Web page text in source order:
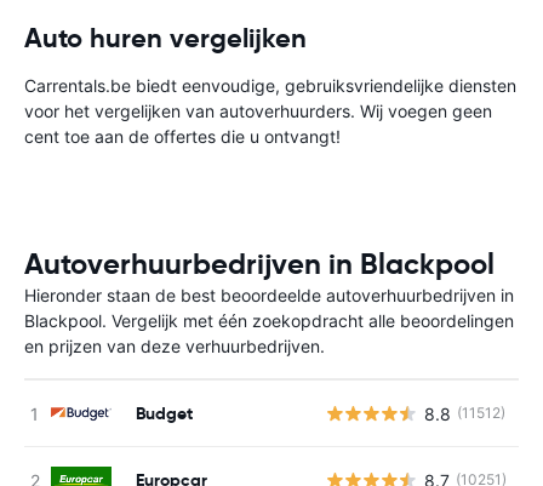
Auto huren vergelijken
Carrentals.be biedt eenvoudige, gebruiksvriendelijke diensten
voor het vergelijken van autoverhuurders. Wij voegen geen
cent toe aan de offertes die u ontvangt!
Autoverhuurbedrijven in Blackpool
Hieronder staan de best beoordeelde autoverhuurbedrijven in
Blackpool. Vergelijk met één zoekopdracht alle beoordelingen
en prijzen van deze verhuurbedrijven.
Budget 8.8 (11512)
Europcar 8.7 (10251)